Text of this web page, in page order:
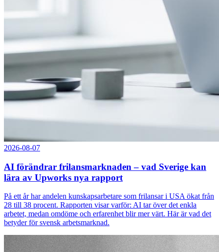
2026-08-07
AI förändrar frilansmarknaden – vad Sverige kan
lära av Upworks nya rapport
På ett år har andelen kunskapsarbetare som frilansar i USA ökat från
28 till 38 procent. Rapporten visar varför: AI tar över det enkla
arbetet, medan omdöme och erfarenhet blir mer värt. Här är vad det
betyder för svensk arbetsmarknad.